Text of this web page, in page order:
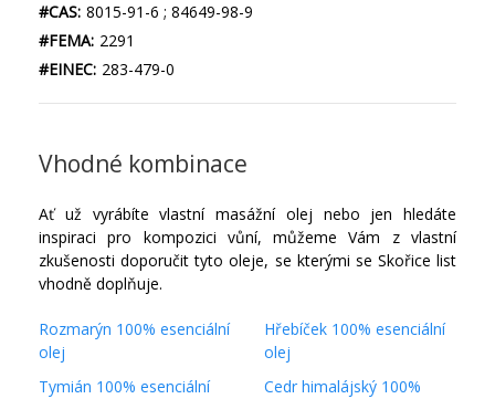
#CAS: 8015-91-6 ; 84649-98-9
#FEMA: 2291
#EINEC: 283-479-0
Vhodné kombinace
Ať už vyrábíte vlastní masážní olej nebo jen hledáte
inspiraci pro kompozici vůní, můžeme Vám z vlastní
zkušenosti doporučit tyto oleje, se kterými se Skořice list
vhodně doplňuje.
Rozmarýn 100% esenciální
olej
Tymián 100% esenciální
Hřebíček 100% esenciální
olej
Cedr himalájský 100%